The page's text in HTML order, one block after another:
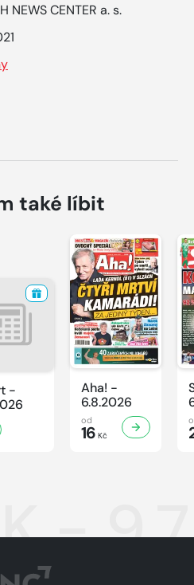
NEWS CENTER a. s.
také líbit
-
Aha! -
6.8.2026
od
16 Kč
-